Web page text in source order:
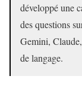
développé une
des questions
Gemini,
de langage.